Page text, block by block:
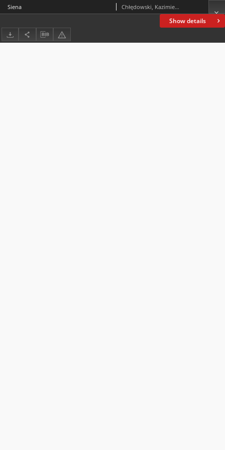
Show details
Siena Chłędowski, Kazimierz (1843-1920)